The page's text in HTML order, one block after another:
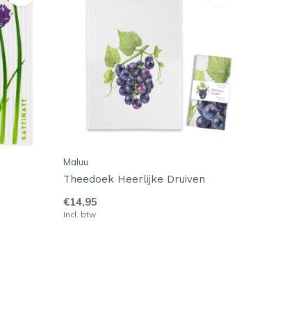
Maluu
Theedoek Heerlijke Druiven
€14,95
Incl. btw